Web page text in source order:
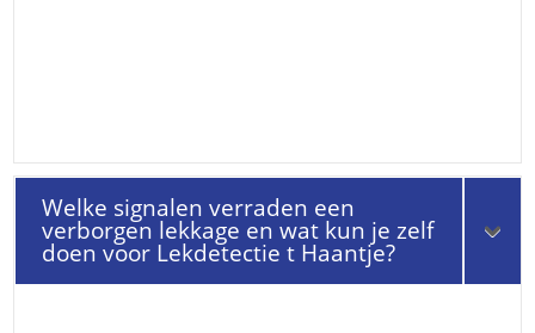
Welke signalen verraden een
verborgen lekkage en wat kun je zelf
doen voor Lekdetectie t Haantje?